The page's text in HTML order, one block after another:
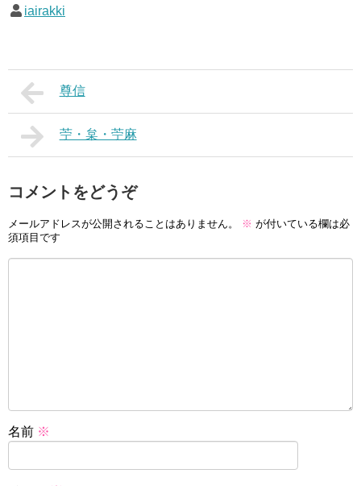
iairakki
尊信
苧・枲・苧麻
コメントをどうぞ
メールアドレスが公開されることはありません。 ※ が付いている欄は必
須項目です
名前 ※